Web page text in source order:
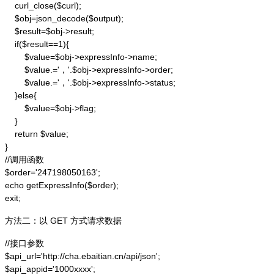
    curl_close($curl);
    $obj=json_decode($output);
    $result=$obj->result;
    if($result==1){
        $value=$obj->expressInfo->name;
        $value.='，'.$obj->expressInfo->order;
        $value.='，'.$obj->expressInfo->status;
    }else{
        $value=$obj->flag;
    }
    return $value;
}
//调用函数
$order='247198050163';
echo getExpressInfo($order);
exit;
方法二：以 GET 方式请求数据
//接口参数
$api_url='http://cha.ebaitian.cn/api/json';
$api_appid='1000xxxx';